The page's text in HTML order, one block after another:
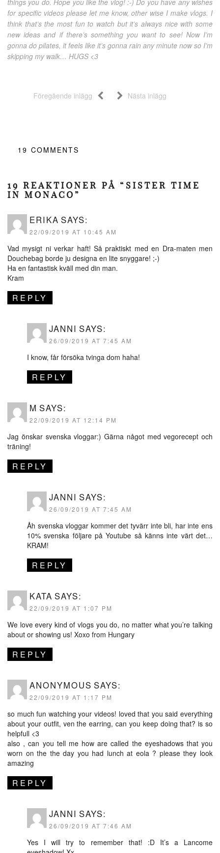
things you do. Hope you like the vlog! :-) Do you have any wishes
for specific videos please let me know, other wise I make vlogs. I
think that’s the most fun to watch but it’s always nice with some
new ideas and if there’s something you want to see! Now I’m
gonna do pilates, it feels like it’s gonna rain any minute now so I’m
skipping my walk… HUGS <3
Föregående inlägg Nästa inlägg
19 COMMENTS
19 REAKTIONER PÅ “SISTER TIME
IN MONACO”
ERIKA SAYS:
22/09/2019 AT 10:45 AM
Vad mysigt ni verkar haft! Så praktiskt med en Dra-maten men
Douchebag borde ju designa en lite snyggare! ;-)
Ha en fantastisk kväll med din man.
Kram
REPLY
JANNI SAYS:
26/09/2019 AT 7:45 AM
I know, får försöka tvinga dom haha!
REPLY
M SAYS:
22/09/2019 AT 12:14 PM
Jag önskar svenska vloggar:) Gärna något med vegorecept och
träning!
REPLY
JANNI SAYS:
26/09/2019 AT 7:45 AM
Åh svenska vloggar kommer det tyvärr inte bli, har inte ens
10% svenska följare på Youtube så känns inte värt det…
KRAM!
REPLY
KATA SAYS:
22/09/2019 AT 1:07 PM
We love every kind of vlogs you do, no matter what you’re talking
about or showing us! Xoxo from Hungary
REPLY
ANONYMOUS SAYS:
22/09/2019 AT 1:17 PM
so much fun watching your videos! loved that you said everything
about your outfit, ven the earring, can you keep doing that? is so
helpfull <3
also , can you tell me how are called the eyeshadows that you
worn on the the day you had lunch at eola ? please they look
amazing
REPLY
JANNI SAYS:
26/09/2019 AT 7:46 AM
Yes I will try to remember that! :D It’s a Lancome